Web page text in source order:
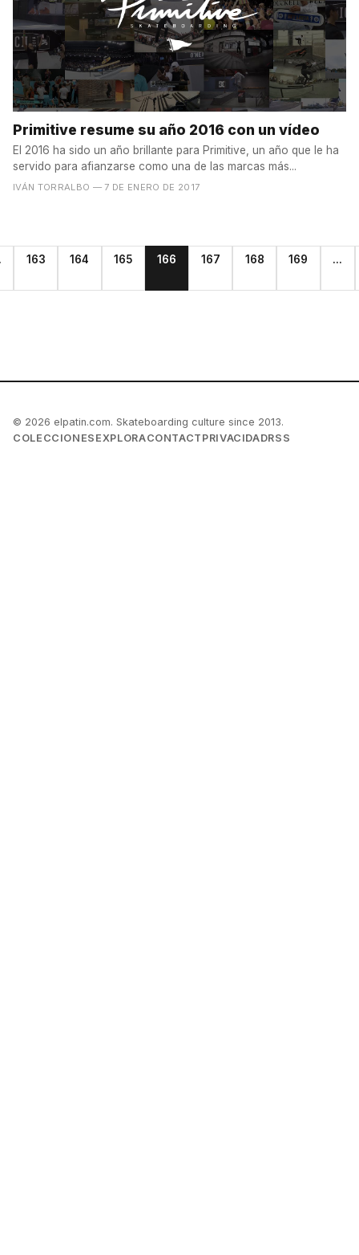
Primitive resume su año 2016 con un vídeo
El 2016 ha sido un año brillante para Primitive, un año que le ha
servido para afianzarse como una de las marcas más...
IVÁN TORRALBO — 7 DE ENERO DE 2017
163 164 165 166 167 168 169 ...
© 2026 elpatin.com. Skateboarding culture since 2013.
COLECCIONES EXPLORACONTACT PRIVACIDADRSS